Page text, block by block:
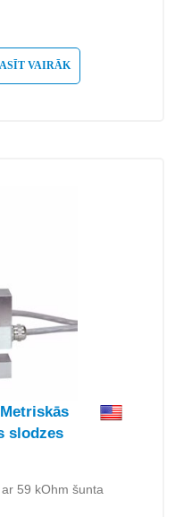
VAIRĀK
slodzes
59 kOhm šunta